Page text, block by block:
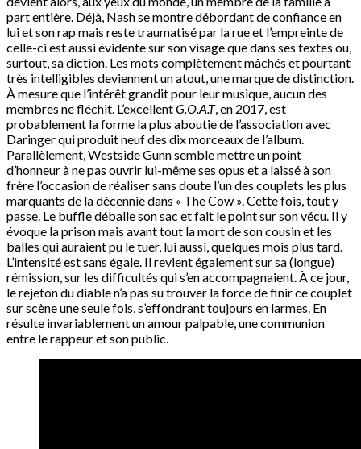
part entière. Déjà, Nash se montre débordant de confiance en
lui et son rap mais reste traumatisé par la rue et l’empreinte de
celle-ci est aussi évidente sur son visage que dans ses textes ou,
surtout, sa diction. Les mots complètement mâchés et pourtant
très intelligibles deviennent un atout, une marque de distinction.
À mesure que l’intérêt grandit pour leur musique, aucun des
membres ne fléchit. L’excellentG.O.A.T, en 2017, est
probablement la forme la plus aboutie de l’association avec
Daringer qui produit neuf des dix morceaux de l’album.
Parallèlement, Westside Gunn semble mettre un point
d’honneur à ne pas ouvrir lui-même ses opus et a laissé à son
frère l’occasion de réaliser sans doute l’un des couplets les plus
marquants de la décennie dans « The Cow ». Cette fois, tout y
passe. Le buffle déballe son sac et fait le point sur son vécu. Il y
évoque la prison mais avant tout la mort de son cousin et les
balles qui auraient pu le tuer, lui aussi, quelques mois plus tard.
L’intensité est sans égale. Il revient également sur sa (longue)
rémission, sur les difficultés qui s’en accompagnaient. À ce jour,
le rejeton du diable n’a pas su trouver la force de finir ce couplet
sur scène une seule fois, s’effondrant toujours en larmes. En
résulte invariablement un amour palpable, une communion
entre le rappeur et son public.